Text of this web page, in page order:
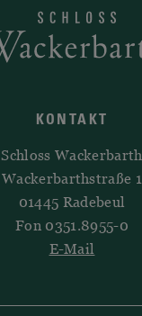
KONTAKT
Schloss Wackerbarth
Wackerbarthstraße 1
01445 Radebeul
Fon 0351.8955-0
E-Mail